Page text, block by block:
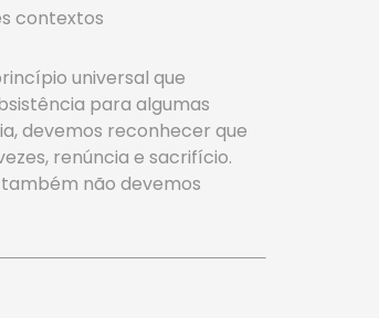
contextos
universal que
para algumas
devemos reconhecer que
renúncia e sacrifício.
não devemos